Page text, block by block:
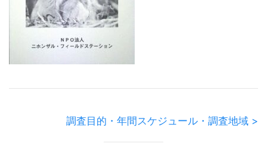
調査目的・年間スケジュール・調査地域 >